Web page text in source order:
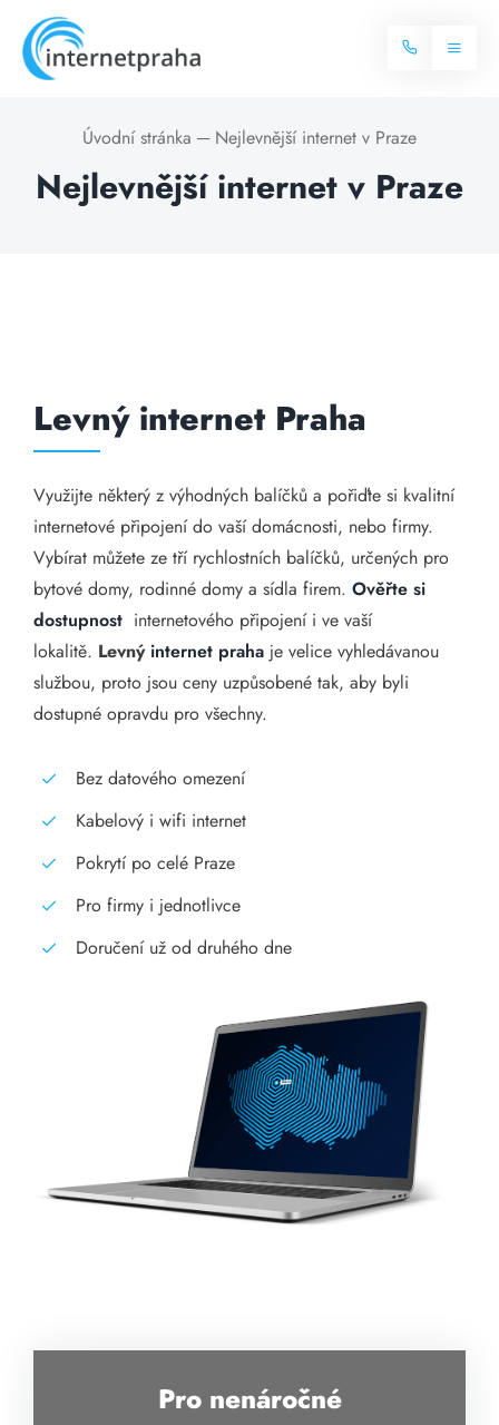
content
Toggle
Internet
Úvodní stránka ─ Nejlevnější internet v Praze
Nejlevnější internet v Praze
Levný internet Praha
Využijte některý z výhodných balíčků a pořiďte si kvalitní
internetové připojení do vaší domácnosti, nebo firmy.
Vybírat můžete ze tří rychlostních balíčků, určených pro
bytové domy, rodinné domy a sídla firem. Ověřte si
dostupnostinternetového připojení i ve vaší
lokalitě. Levný internet prahaje velice vyhledávanou
službou, proto jsou ceny uzpůsobené tak, aby byli
dostupné opravdu pro všechny.
Bez datového omezení
Kabelový i wifi internet
Pokrytí po celé Praze
Pro firmy i jednotlivce
Doručení už od druhého dne
Pro nenáročné